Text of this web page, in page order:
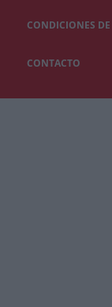
CONDICIONES
CONTACTO